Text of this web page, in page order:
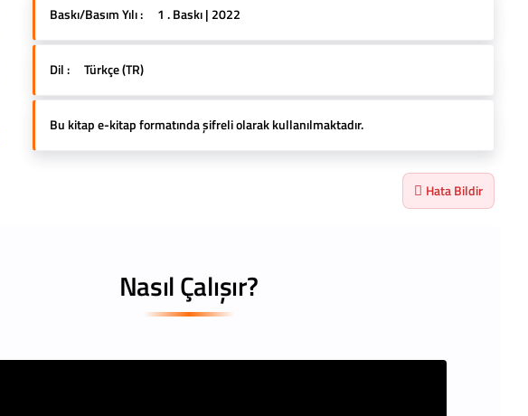
Baskı/Basım Yılı : 1 . Baskı | 2022
Dil : Türkçe (TR)
Bu kitap e-kitap formatında şifreli olarak kullanılmaktadır.
Hata Bildir
Nasıl Çalışır?